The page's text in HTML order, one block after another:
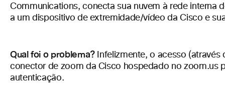
Communications, conecta sua nuvem à rede interna
a um dispositivo de extremidade/vídeo da Cisco e
Qual foi o problema? Infelizmente, o acesso
conector de zoom da Cisco hospedado no zoom.us
autenticação.